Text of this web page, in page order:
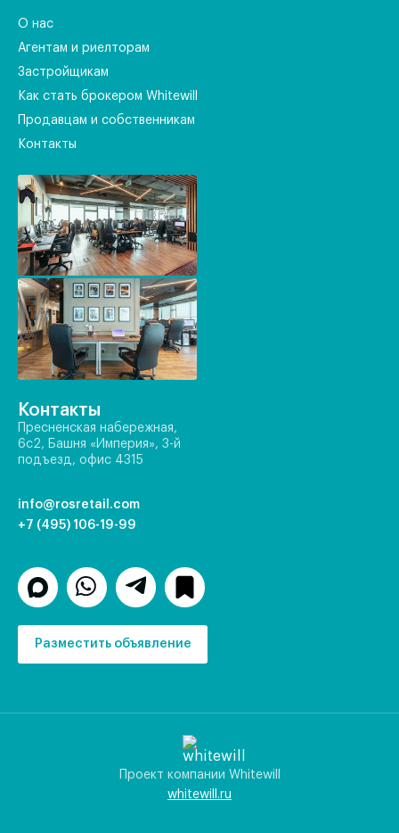
О нас
Агентам и риелторам
Застройщикам
Как стать брокером Whitewill
Продавцам и собственникам
Контакты
Контакты
Пресненская набережная,
6с2, Башня «Империя», 3-й
подъезд, офис 4315
info@rosretail.com
+7 (495) 106-19-99
Разместить объявление
Проект компании Whitewill
whitewill.ru